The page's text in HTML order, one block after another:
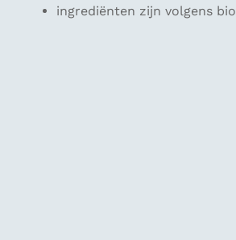
ingrediënten zijn volgens